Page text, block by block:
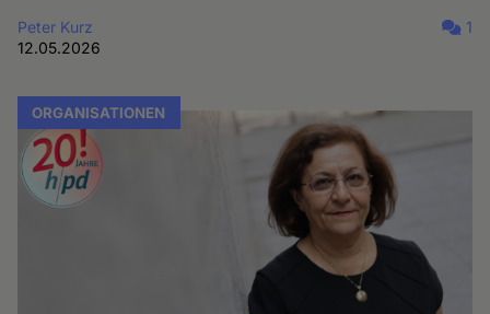
Peter Kurz
12.05.2026
1
ORGANISATIONEN